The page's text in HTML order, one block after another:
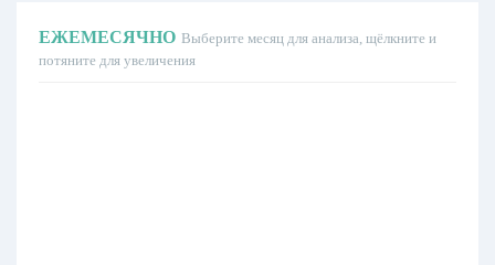
ЕЖЕМЕСЯЧНО Выберите месяц для анализа, щёлкните и
потяните для увеличения